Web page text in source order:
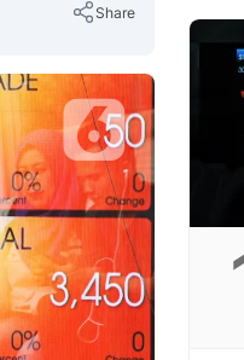
Share
Copy Link